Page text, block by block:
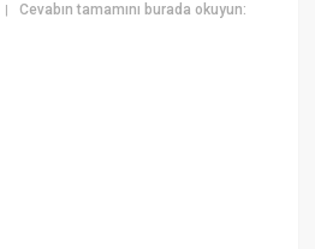
|Cevabın tamamını burada okuyun: